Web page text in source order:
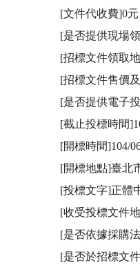
[文件代收費]0元
[是否提供現場
[招標文件領取
[招標文件售價
[是否提供電子
[截止投標時間
[開標時間]104/
[開標地點]臺北
[投標文字]正體
[收受投標文件
[是否依據採購
[是否於招標文